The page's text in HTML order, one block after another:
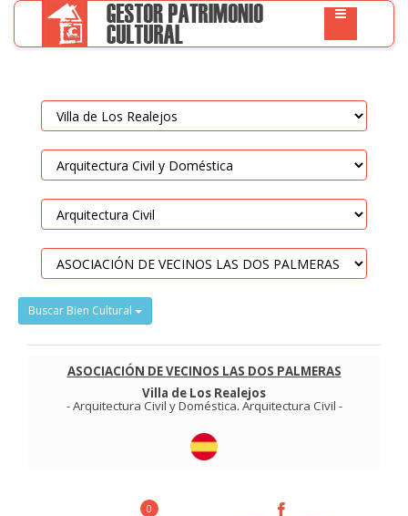
Buscar Bien Cultural
ASOCIACIÓN DE VECINOS LAS DOS PALMERAS
Villa de Los Realejos
-Arquitectura Civil y Doméstica. Arquitectura Civil -
0